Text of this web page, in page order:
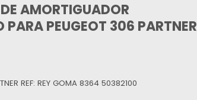
AMORTIGUADOR
PARA PEUGEOT 306 PARTNER
REF: REY GOMA 8364 50382100